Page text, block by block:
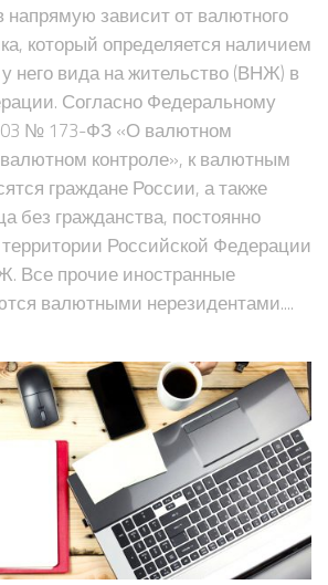
напрямую зависит от валютного
который определяется наличием
него вида на жительство (ВНЖ) в
Согласно Федеральному
№ 173-ФЗ «О валютном
контроле», к валютным
граждане России, а также
без гражданства, постоянно
Российской Федерации
Все прочие иностранные
валютными нерезидентами....